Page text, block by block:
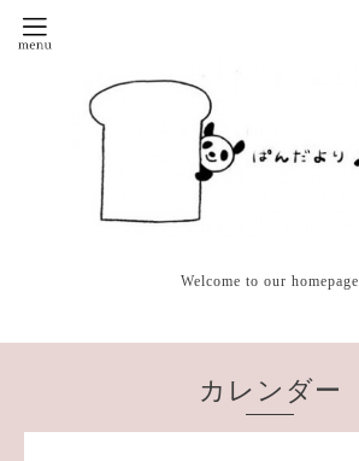
Welcome to our homepage
カレンダー